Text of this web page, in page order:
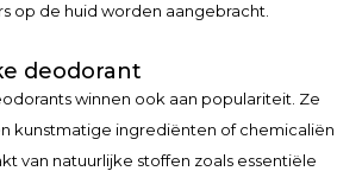
op de huid worden aangebracht.
deodorant
winnen ook aan populariteit. Ze
kunstmatige ingrediënten of chemicaliën
van natuurlijke stoffen zoals essentiële